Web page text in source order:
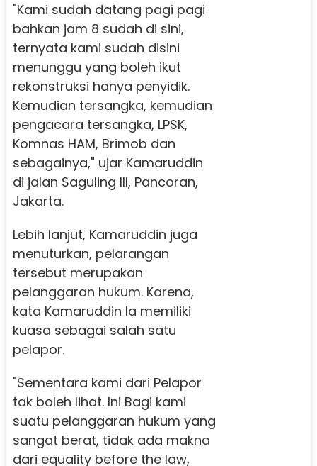
"Kami sudah datang pagi pagi
bahkan jam 8 sudah di sini,
ternyata kami sudah disini
menunggu yang boleh ikut
rekonstruksi hanya penyidik.
Kemudian tersangka, kemudian
pengacara tersangka, LPSK,
Komnas HAM, Brimob dan
sebagainya," ujar Kamaruddin
di jalan Saguling III, Pancoran,
Jakarta.
Lebih lanjut, Kamaruddin juga
menuturkan, pelarangan
tersebut merupakan
pelanggaran hukum. Karena,
kata Kamaruddin Ia memiliki
kuasa sebagai salah satu
pelapor.
"Sementara kami dari Pelapor
tak boleh lihat. Ini Bagi kami
suatu pelanggaran hukum yang
sangat berat, tidak ada makna
dari equality before the law,